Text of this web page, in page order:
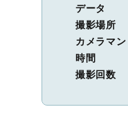
データ
撮影場所
カメラマン
時間
撮影回数